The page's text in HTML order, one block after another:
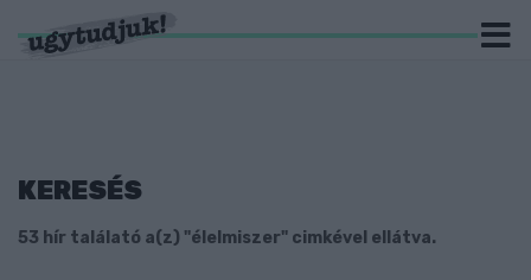
KERESÉS
53 hír találató a(z) "élelmiszer" cimkével ellátva.